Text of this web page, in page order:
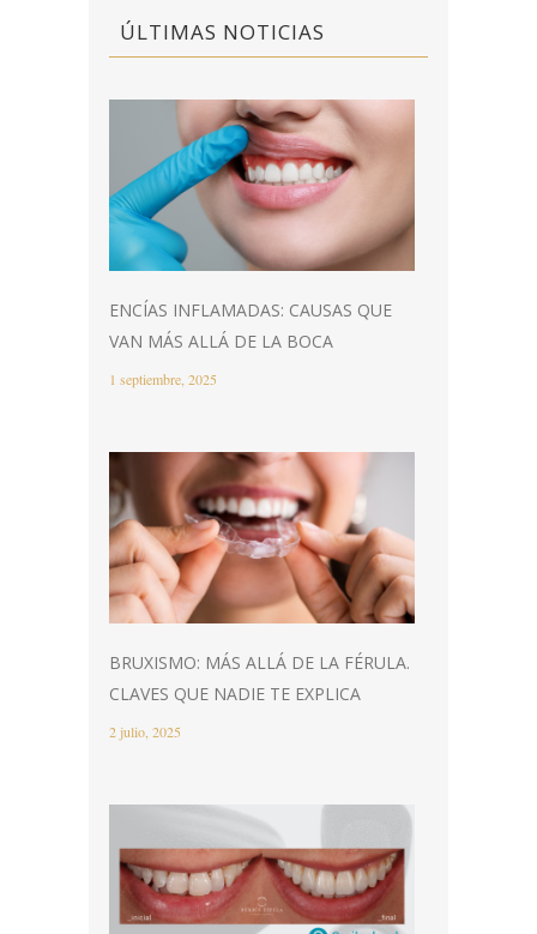
ÚLTIMAS NOTICIAS
ENCÍAS INFLAMADAS: CAUSAS QUE
VAN MÁS ALLÁ DE LA BOCA
1 septiembre, 2025
BRUXISMO: MÁS ALLÁ DE LA FÉRULA.
CLAVES QUE NADIE TE EXPLICA
2 julio, 2025